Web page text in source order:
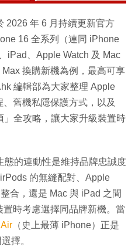
2026 年 6 月持續更新官方
16 全系列（連同 iPhone
iPad、Apple Watch 及 Mac
換購新機為例，最高可享
編輯部為大家整理 Apple
舊機私隱保護方式，以及
」全攻略，讓大家升級裝置時
態的連動性是維持品牌忠誠度
的無縫配對、Apple
合，還是 Mac 與 iPad 之間
時考慮選擇同品牌新機。當
（史上最薄 iPhone）正是
擇。